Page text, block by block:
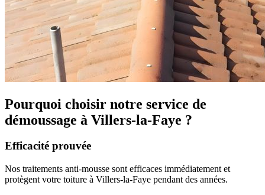
Pourquoi choisir notre service de
démoussage à Villers-la-Faye ?
Efficacité prouvée
Nos traitements anti-mousse sont efficaces immédiatement et
protègent votre toiture à Villers-la-Faye pendant des années.